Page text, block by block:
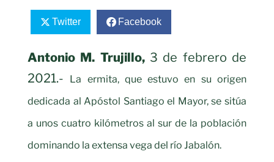
Twitter Facebook
Antonio M. Trujillo,3 de febrero de
2021.-
La ermita, que estuvo en su origen
dedicada al Apóstol Santiago el Mayor, se sitúa
a unos cuatro kilómetros al sur de la población
dominando la extensa vega del río Jabalón.